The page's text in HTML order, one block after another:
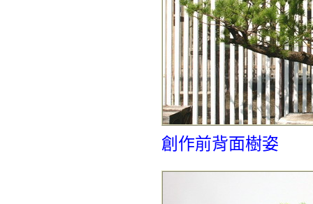
創作前背面樹姿